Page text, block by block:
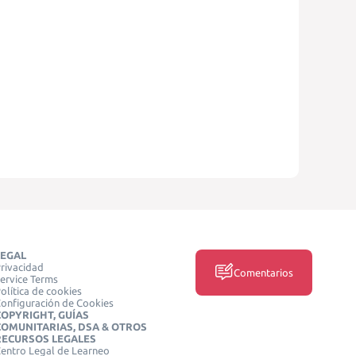
Terms
de cookies
de Cookies
GUÍAS
DSA & OTROS
LEGALES
Legal de Learneo
Comentarios